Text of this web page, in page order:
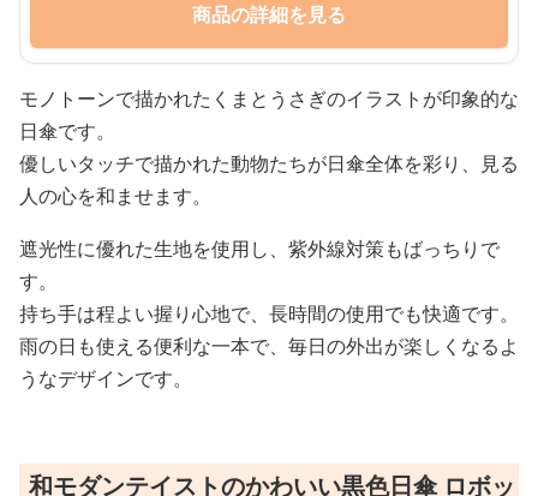
商品の詳細を見る
モノトーンで描かれたくまとうさぎのイラストが印象的な
日傘です。
優しいタッチで描かれた動物たちが日傘全体を彩り、見る
人の心を和ませます。
遮光性に優れた生地を使用し、紫外線対策もばっちりで
す。
持ち手は程よい握り心地で、長時間の使用でも快適です。
雨の日も使える便利な一本で、毎日の外出が楽しくなるよ
うなデザインです。
和モダンテイストのかわいい黒色日傘 ロボッ